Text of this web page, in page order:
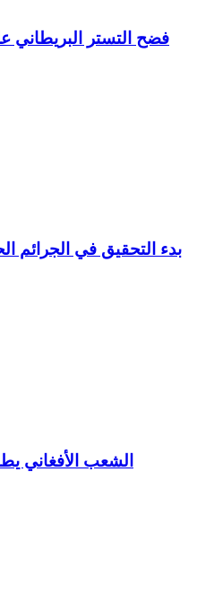
فضح التستر البريطاني
بدء التحقيق في الجرائم
الشعب الأفغاني